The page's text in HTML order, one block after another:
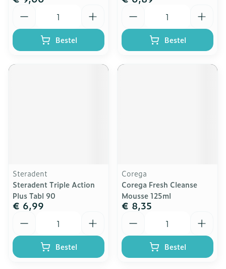
Bestel Bestel
Steradent
Steradent Triple Action
Plus Tabl 90
€ 6,99
Bestel
Corega
Corega Fresh Cleanse
Mousse 125ml
€ 8,35
Bestel